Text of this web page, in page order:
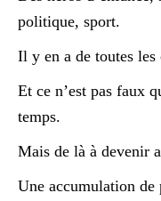
politique, sport.
Il y en a de toutes les
Et ce n’est pas faux
temps.
Mais de là à devenir
Une accumulation de